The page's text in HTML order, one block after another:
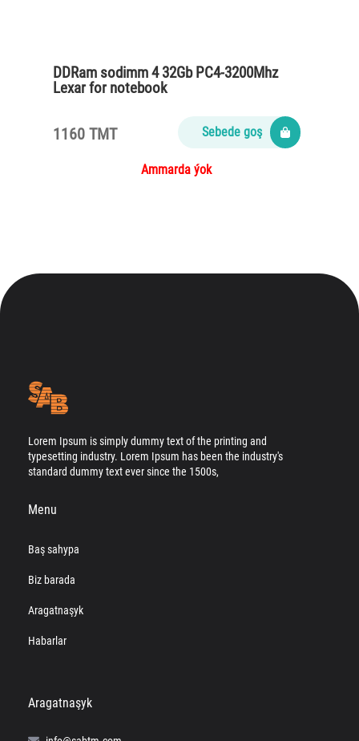
DDRam sodimm 4 32Gb PC4-3200Mhz
Lexar for notebook
1160 TMT Sebede goş
Ammarda ýok
Lorem Ipsum is simply dummy text of the printing and
typesetting industry. Lorem Ipsum has been the industry's
standard dummy text ever since the 1500s,
Menu
Baş sahypa
Biz barada
Aragatnaşyk
Habarlar
Aragatnaşyk